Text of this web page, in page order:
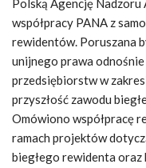
Polską Agencję
współpracy PANA z
rewidentów. Poruszana
unijnego prawa
przedsiębiorstw w
przyszłość zawodu
Omówiono współpracę
ramach projektów
biegłego rewidenta